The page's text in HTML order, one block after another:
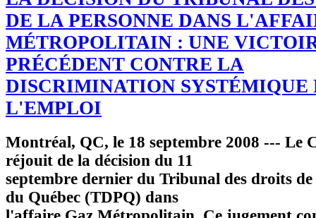
DE LA PERSONNE DANS
MÉTROPOLITAIN : UNE
PRÉCÉDENT CONTRE LA
DISCRIMINATION SYSTÉMIQUE
L'EMPLOI
Montréal, QC, le 18 septembre 2008 --- Le
réjouit de la décision du 11
septembre dernier du Tribunal des droits de
du Québec (TDPQ) dans